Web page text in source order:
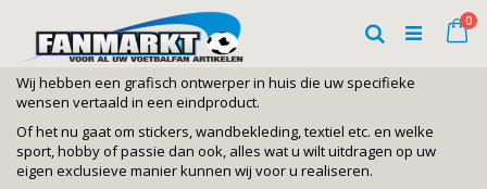
naar
inhoud
0
Zoeken
Wij hebben een grafisch ontwerper in huis die uw specifieke
wensen vertaald in een eindproduct.
Of het nu gaat om stickers, wandbekleding, textiel etc. en welke
sport, hobby of passie dan ook, alles wat u wilt uitdragen op uw
eigen exclusieve manier kunnen wij voor u realiseren.